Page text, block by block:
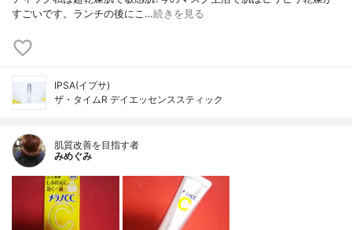
すごいです。ランチの後にこ…続きを見る
IPSA(イプサ)
ザ・タイムR デイエッセンススティック
肌質改善を目指す者
みめぐみ